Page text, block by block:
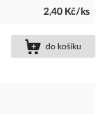
2,40 Kč/ks
do košíku